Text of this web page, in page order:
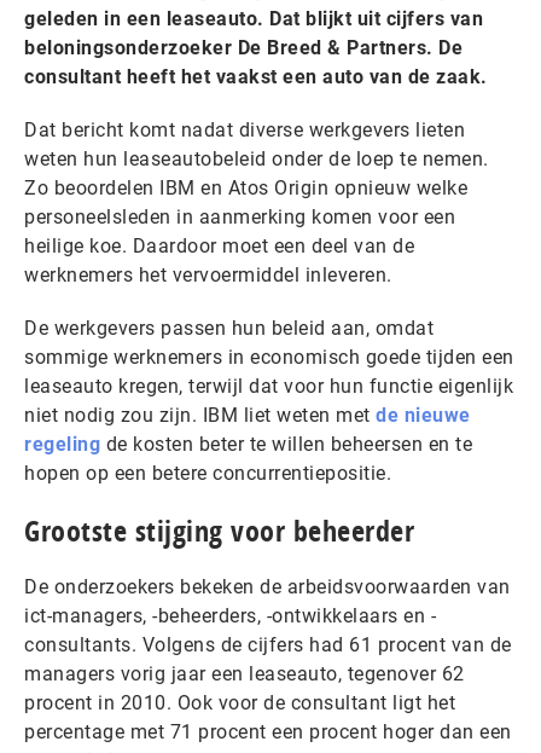
geleden in een leaseauto. Dat blijkt uit cijfers van
beloningsonderzoeker De Breed & Partners. De
consultant heeft het vaakst een auto van de zaak.
Dat bericht komt nadat diverse werkgevers lieten
weten hun leaseautobeleid onder de loep te nemen.
Zo beoordelen IBM en Atos Origin opnieuw welke
personeelsleden in aanmerking komen voor een
heilige koe. Daardoor moet een deel van de
werknemers het vervoermiddel inleveren.
De werkgevers passen hun beleid aan, omdat
sommige werknemers in economisch goede tijden een
leaseauto kregen, terwijl dat voor hun functie eigenlijk
niet nodig zou zijn. IBM liet weten met de nieuwe
regeling de kosten beter te willen beheersen en te
hopen op een betere concurrentiepositie.
Grootste stijging voor beheerder
De onderzoekers bekeken de arbeidsvoorwaarden van
ict-managers, -beheerders, -ontwikkelaars en -
consultants. Volgens de cijfers had 61 procent van de
managers vorig jaar een leaseauto, tegenover 62
procent in 2010. Ook voor de consultant ligt het
percentage met 71 procent een procent hoger dan een